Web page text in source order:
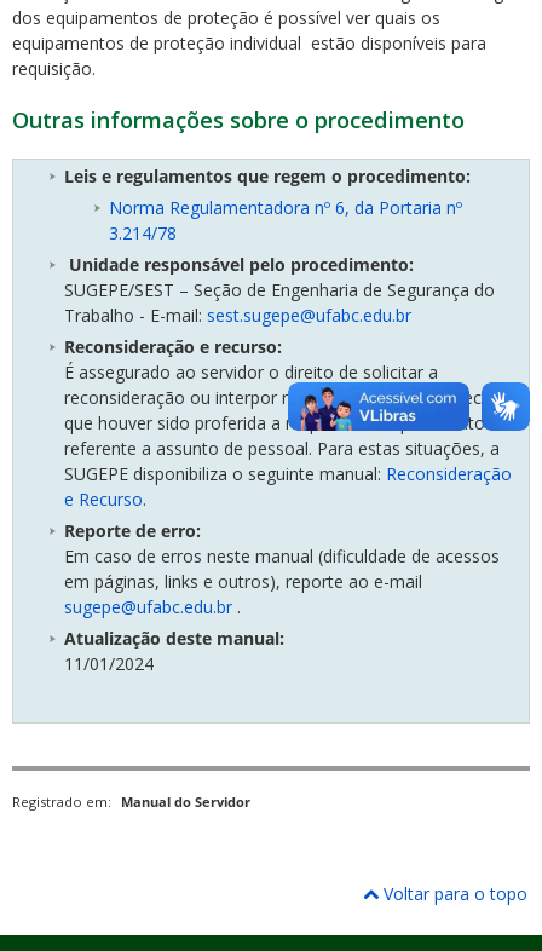
dos equipamentos de proteção é possível ver quais os
equipamentos de proteção individual estão disponíveis para
requisição.
Outras informações sobre o procedimento
Leis e regulamentos que regem o procedimento:
Norma Regulamentadora nº 6, da Portaria nº
3.214/78
Unidade responsável pelo procedimento:
SUGEPE/SEST – Seção de Engenharia de Segurança do
Trabalho - E-mail: sest.sugepe@ufabc.edu.br
Reconsideração e recurso:
É assegurado ao servidor o direito de solicitar a
reconsideração ou interpor recurso a respeito de decisão
que houver sido proferida a respeito de requerimento
referente a assunto de pessoal. Para estas situações, a
SUGEPE disponibiliza o seguinte manual: Reconsideração
e Recurso.
Reporte de erro:
Em caso de erros neste manual (dificuldade de acessos
em páginas, links e outros), reporte ao e-mail
sugepe@ufabc.edu.br .
Atualização deste manual:
11/01/2024
Registrado em: Manual do Servidor
Voltar para o topo